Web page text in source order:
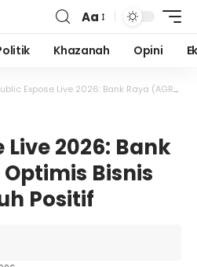
Font
Resizer
Aa
Khazanah Opini
Expose Live 2026: Bank Raya (AGRO) Optimis Bisnis Digital Tumbuh Positif
Live 2026: Bank
Optimis Bisnis
Positif